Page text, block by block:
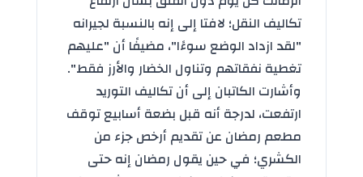
تكاليف النقل؛ لافتا إلى إنه بالنسبة لجيرانه
"لقد ازداد الوضع سوءًا"، مضيفًا أن "عليهم
تغطية نفقاتهم وتناول الخضار والأرز فقط".
وأشارت الكاتبان إلى أن تكاليف التوريد
ارتفعت، لدرجة أنه قبل بضعة أسابيع توقف
مطعم رمضان عن تقديم أرخص جزء من
الكشري؛ في حين يقول رمضان إنه حتى